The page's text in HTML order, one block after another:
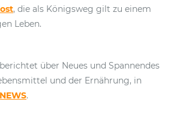
, die als Königsweg gilt zu einem
Leben.
über Neues und Spannendes
und der Ernährung, in
.